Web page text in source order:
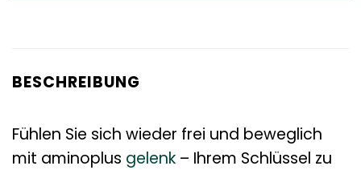
BESCHREIBUNG
Fühlen Sie sich wieder frei und beweglich
mit aminoplus gelenk – Ihrem Schlüssel zu